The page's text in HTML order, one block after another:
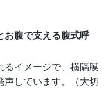
お腹で支える腹式呼
るイメージで、横隔膜
声しています。（大切